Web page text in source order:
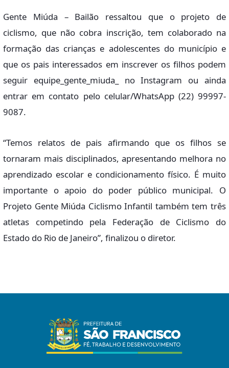
Gente Miúda – Bailão ressaltou que o projeto de
ciclismo, que não cobra inscrição, tem colaborado na
formação das crianças e adolescentes do município e
que os pais interessados em inscrever os filhos podem
seguir equipe_gente_miuda_ no Instagram ou ainda
entrar em contato pelo celular/WhatsApp (22) 99997-
9087.
“Temos relatos de pais afirmando que os filhos se
tornaram mais disciplinados, apresentando melhora no
aprendizado escolar e condicionamento físico. É muito
importante o apoio do poder público municipal. O
Projeto Gente Miúda Ciclismo Infantil também tem três
atletas competindo pela Federação de Ciclismo do
Estado do Rio de Janeiro”, finalizou o diretor.